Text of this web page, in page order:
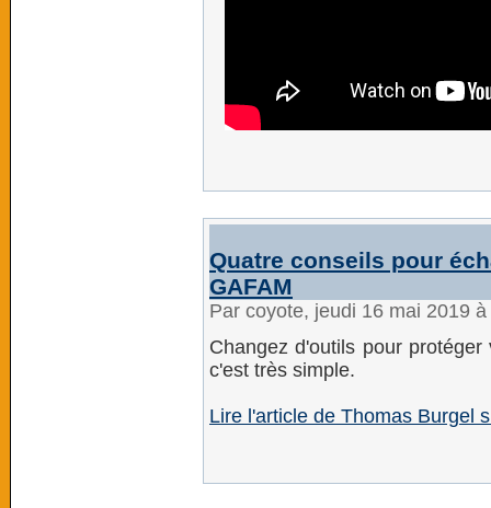
Quatre conseils pour
GAFAM
Par coyote, jeudi 16 mai 2019
Changez d'outils pour
c'est très simple.
Lire l'article de Thomas Burgel